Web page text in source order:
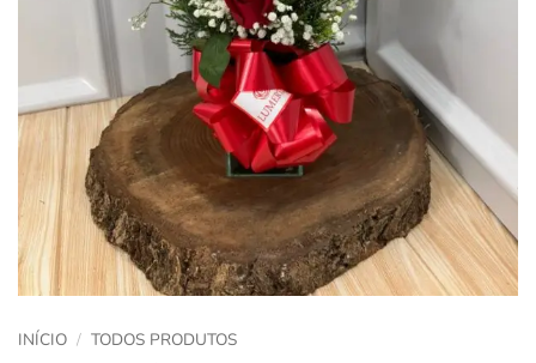
INÍCIO / TODOS PRODUTOS